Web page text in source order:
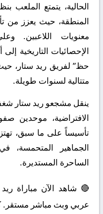
الحالية، يتمتع الملعب
المنطقة، حيث يعزز من
معنويات اللاعبين.
الإحصائيات التاريخية
حظ” لفريق ريد ستار،
متتالية لسنوات طويلة.
ينقل مشجعو ريد ستار
الافتراضية، موحدين
تأسيساً على ما سبق،
الجماهير
الساحرة المستديرة.
🔴 شاهد الآن مباراة
عربي وبث مباشر مستقر.